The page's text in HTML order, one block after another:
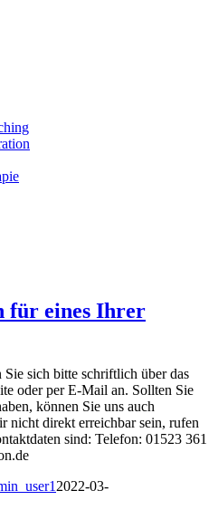
für eines Ihrer
sich bitte schriftlich über das
oder per E-Mail an. Sollten Sie
können Sie uns auch
nicht direkt erreichbar sein, rufen
sind: Telefon: 01523 361
2022-03-